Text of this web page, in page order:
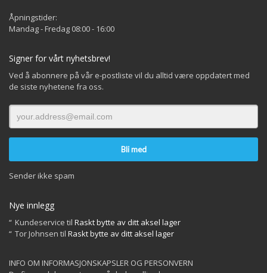
Åpningstider:
Mandag - Fredag 08:00 - 16:00
Signer for vårt nyhetsbrev!
Ved å abonnere på vår e-postliste vil du alltid være oppdatert med
de siste nyhetene fra oss.
Sender ikke spam
Nye innlegg
Kundeservice til Raskt bytte av ditt aksel lager
Tor Johnsen til Raskt bytte av ditt aksel lager
INFO OM INFORMASJONSKAPSLER OG PERSONVERN